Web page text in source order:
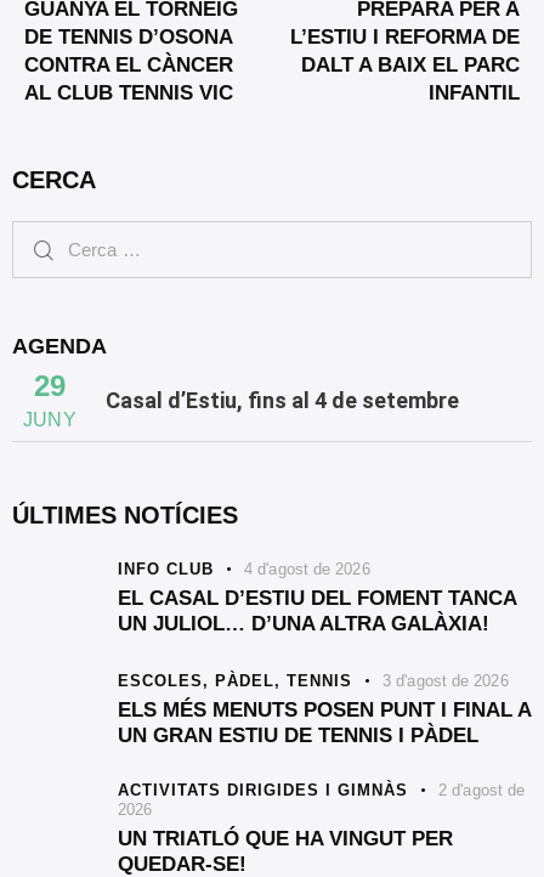
GUANYA EL TORNEIG
DE TENNIS D’OSONA
CONTRA EL CÀNCER
AL CLUB TENNIS VIC
PREPARA PER A
L’ESTIU I REFORMA DE
DALT A BAIX EL PARC
INFANTIL
CERCA
AGENDA
29
JUNY
Casal d’Estiu, fins al 4 de setembre
ÚLTIMES NOTÍCIES
INFO CLUB 4 d'agost de 2026
EL CASAL D’ESTIU DEL FOMENT TANCA
UN JULIOL… D’UNA ALTRA GALÀXIA!
ESCOLES, PÀDEL, TENNIS 3 d'agost de 2026
ELS MÉS MENUTS POSEN PUNT I FINAL A
UN GRAN ESTIU DE TENNIS I PÀDEL
ACTIVITATS DIRIGIDES I GIMNÀS
2 d'agost de
2026
UN TRIATLÓ QUE HA VINGUT PER
QUEDAR-SE!